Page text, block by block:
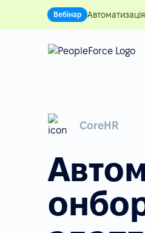
Вебінар
CoreHR